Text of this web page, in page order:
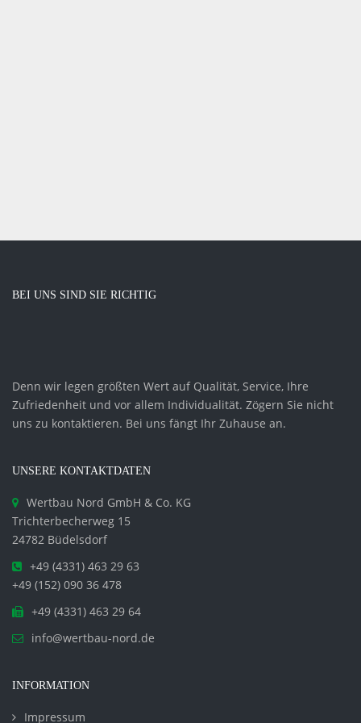
BEI UNS SIND SIE RICHTIG
Denn wir legen größten Wert auf Qualität, Service, Ihre
Zufriedenheit und vor allem Individualität. Zögern Sie nicht
uns zu kontaktieren. Bei uns fängt Ihr Zuhause an.
UNSERE KONTAKTDATEN
Wertbau Nord GmbH & Co. KG
Trichterbecherweg 15
24782 Büdelsdorf
+49 (4331) 463 29 63
+49 (152) 090 36 478
+49 (4331) 463 29 64
info@wertbau-nord.de
INFORMATION
Impressum